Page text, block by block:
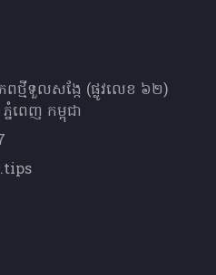
ថ្មីទួលសង្កែ (ផ្លូវលេខ ៦២)
ពេញ កម្ពុជា